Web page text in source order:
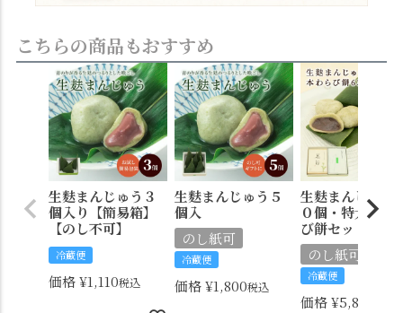
こちらの商品もおすすめ
生麩まんじゅう３
個入り【簡易箱】
【のし不可】
冷蔵便
価格¥1,110税込
生麩まんじゅう５
個入
のし紙可
冷蔵便
価格¥1,800税込
生麩まんじゅう
０個・特大本わ
び餅セット
のし紙可
冷蔵便
価格¥5,890